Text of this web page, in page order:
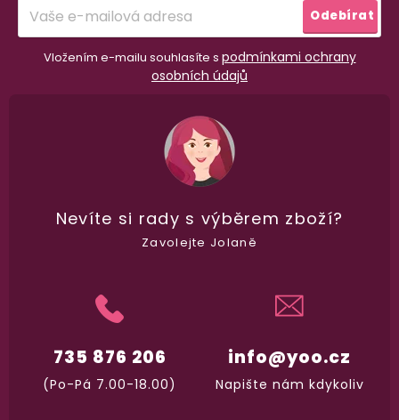
98% spokojenost
recenzí ověřených zakazníků
100% diskrétní balení
Nikdo nepozná, co jste si objednali. Mrkněte,
Dodání do 2. dne
Na rychlosti záleží! Vše důležité máme
Vložením e-mailu souhlasíte s podmínkami ochrany
osobních údajů
Odebírat
info@yoo.cz
Napište nám kdykoliv
735 876 206
(Po-Pá 7.00-18.00)
Nevíte si rady s výběrem zboží?
Zavolejte Jolaně